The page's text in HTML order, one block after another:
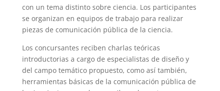
con un tema distinto sobre ciencia. Los participantes
se organizan en equipos de trabajo para realizar
piezas de comunicación pública de la ciencia.
Los concursantes reciben charlas teóricas
introductorias a cargo de especialistas de diseño y
del campo temático propuesto, como así también,
herramientas básicas de la comunicación pública de